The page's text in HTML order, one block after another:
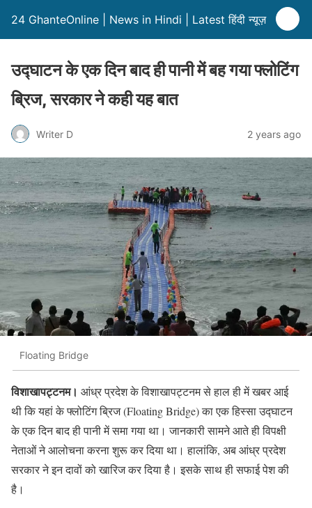
24 GhanteOnline | News in Hindi | Latest हिंदी न्यूज़
उद्घाटन के एक दिन बाद ही पानी में बह गया फ्लोटिंग
ब्रिज, सरकार ने कही यह बात
Writer D 2 years ago
Floating Bridge
विशाखापट्टनम। आंध्र प्रदेश के विशाखापट्टनम से हाल ही में खबर आई
थी कि यहां के फ्लोटिंग ब्रिज (Floating Bridge) का एक हिस्सा उद्घाटन
के एक दिन बाद ही पानी में समा गया था। जानकारी सामने आते ही विपक्षी
नेताओं ने आलोचना करना शुरू कर दिया था। हालांकि, अब आंध्र प्रदेश
सरकार ने इन दावों को खारिज कर दिया है। इसके साथ ही सफाई पेश की
है।